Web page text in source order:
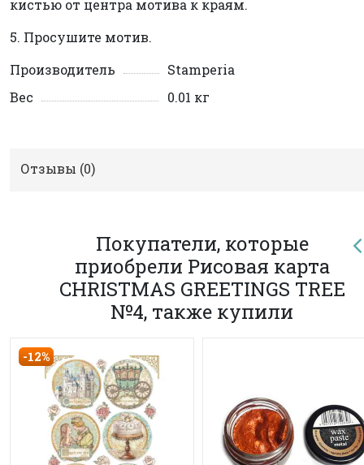
кистью от центра мотива к краям.
5. Просушите мотив.
Производитель
Stamperia
Вес
0.01 кг
Отзывы (0)
Покупатели, которые
приобрели Рисовая карта
CHRISTMAS GREETINGS TREE
№4, также купили
-12%